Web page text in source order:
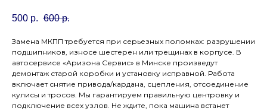
500 р. 600 р.
Замена МКПП требуется при серьезных поломках: разрушении
подшипников, износе шестерен или трещинах в корпусе. В
автосервисе «Аризона Сервис» в Минске произведут
демонтаж старой коробки и установку исправной. Работа
включает снятие привода/кардана, сцепления, отсоединение
кулисы и тросов. Мы гарантируем правильную центровку и
подключение всех узлов. Не ждите, пока машина встанет